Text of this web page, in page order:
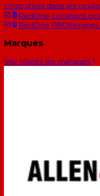
coup d'oeil dans les
RedOne Location
RedOne PRO
Marques
Voir toutes les marques